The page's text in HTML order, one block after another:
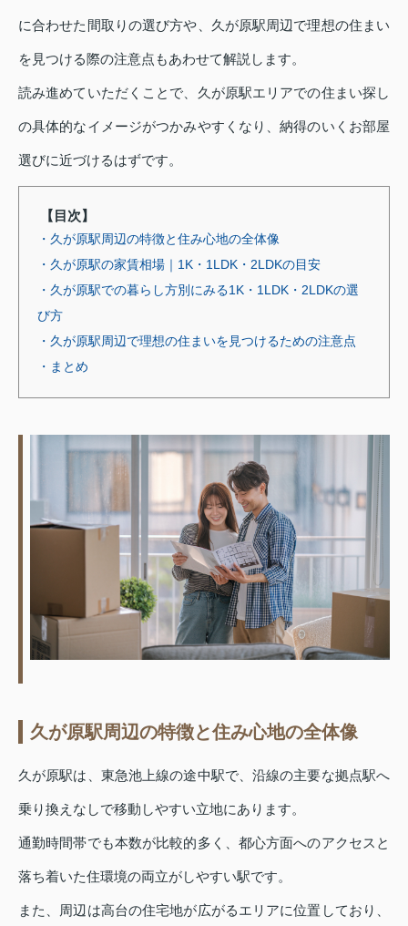
に合わせた間取りの選び方や、久が原駅周辺で理想の住まい
を見つける際の注意点もあわせて解説します。
読み進めていただくことで、久が原駅エリアでの住まい探し
の具体的なイメージがつかみやすくなり、納得のいくお部屋
選びに近づけるはずです。
【目次】
・久が原駅周辺の特徴と住み心地の全体像
・久が原駅の家賃相場｜1K・1LDK・2LDKの目安
・久が原駅での暮らし方別にみる1K・1LDK・2LDKの選
び方
・久が原駅周辺で理想の住まいを見つけるための注意点
・まとめ
久が原駅周辺の特徴と住み心地の全体像
久が原駅は、東急池上線の途中駅で、沿線の主要な拠点駅へ
乗り換えなしで移動しやすい立地にあります。
通勤時間帯でも本数が比較的多く、都心方面へのアクセスと
落ち着いた住環境の両立がしやすい駅です。
また、周辺は高台の住宅地が広がるエリアに位置しており、